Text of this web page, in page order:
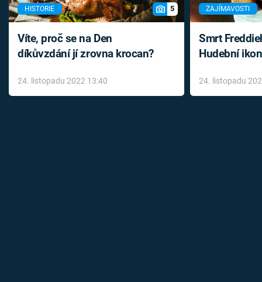
HISTORIE 5
Víte, proč se na Den
díkůvzdání jí zrovna krocan?
24. listopadu 2022 13:40
ZAJÍMAVOSTI
Smrt
Hudební
léky
24. listopadu